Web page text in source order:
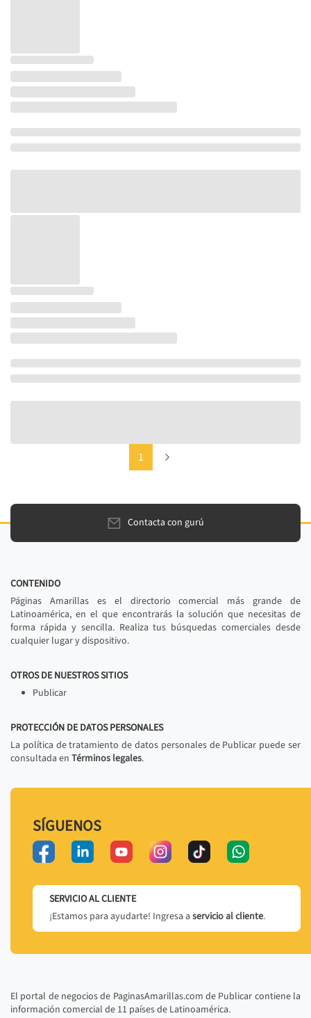
1(current)
Contacta con gurú
CONTENIDO
Páginas Amarillas es el directorio comercial más grande de
Latinoamérica, en el que encontrarás la solución que necesitas de
forma rápida y sencilla. Realiza tus búsquedas comerciales desde
cualquier lugar y dispositivo.
OTROS DE NUESTROS SITIOS
Publicar
PROTECCIÓN DE DATOS PERSONALES
La política de tratamiento de datos personales de Publicar puede ser
consultada en Términos legales.
SÍGUENOS
SERVICIO AL CLIENTE
¡Estamos para ayudarte! Ingresa a servicio al cliente.
El portal de negocios de PaginasAmarillas.com de Publicar contiene la
información comercial de 11 países de Latinoamérica.